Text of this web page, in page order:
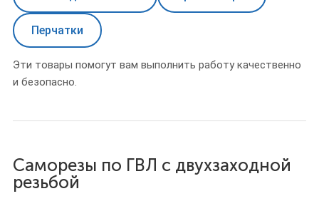
Перчатки
Эти товары помогут вам выполнить работу качественно
и безопасно.
Саморезы по ГВЛ с двухзаходной
резьбой